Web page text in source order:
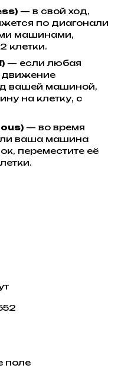
— в свой ход,
по диагонали
машинами,
клетки.
— если любая
движение
вашей машиной,
на клетку, с
— во время
ваша машина
переместите её
поле